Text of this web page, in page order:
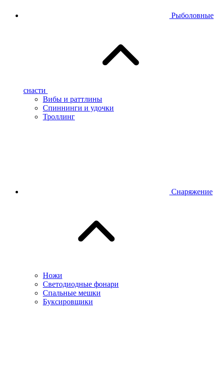
Рыболовные
снасти
Вибы и раттлины
Спиннинги и удочки
Троллинг
Снаряжение
Ножи
Светодиодные фонари
Спальные мешки
Буксировщики